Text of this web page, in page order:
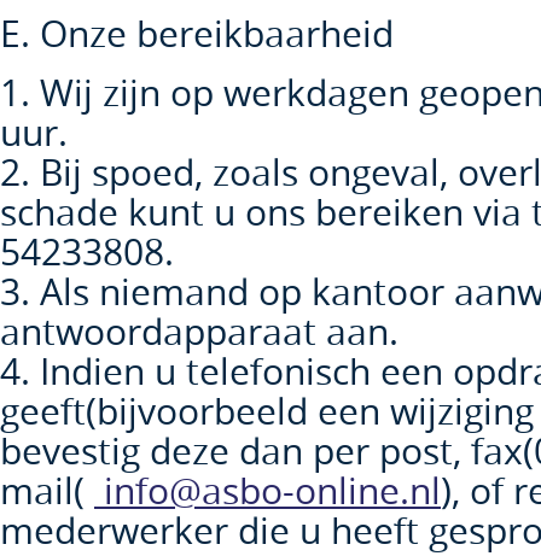
E. Onze bereikbaarheid
1. Wij zijn op werkdagen
uur.
2. Bij spoed, zoals ongeval,
schade kunt u ons bereiken
54233808.
3. Als niemand op kantoor
antwoordapparaat aan.
4. Indien u telefonisch een
geeft(bijvoorbeeld een
bevestig deze dan per post,
mail( info@asbo-online.nl), of
mederwerker die u heeft